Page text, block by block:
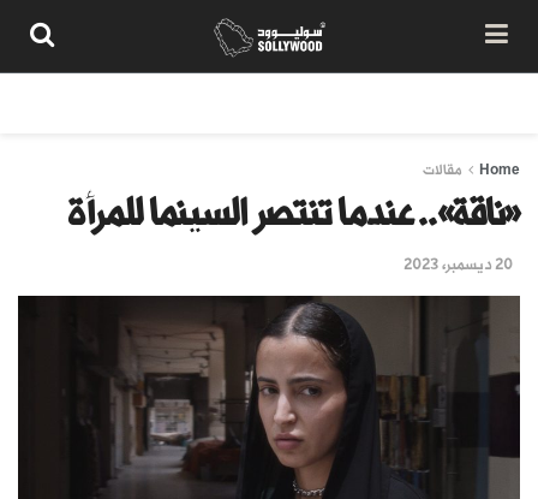
Home مقالات
«ناقة».. عندما تنتصر السينما للمرأة
20 ديسمبر، 2023